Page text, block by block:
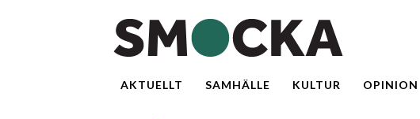
AKTUELLT SAMHÄLLE KULTUR OPINION